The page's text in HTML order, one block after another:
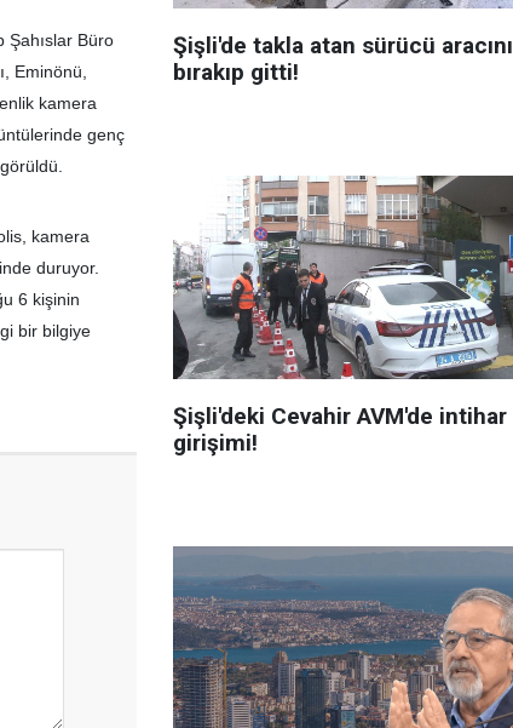
Şahıslar Büro
Eminönü,
kamera
genç
kamera
duruyor.
6 kişinin
bir bilgiye
Şişli'de takla atan sürücü aracını
bırakıp gitti!
Şişli'deki Cevahir AVM'de intihar
girişimi!